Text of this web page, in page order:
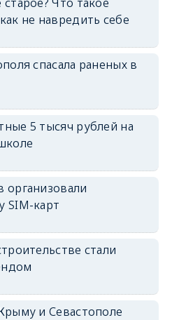
не навредить себе
спасала раненых в
5 тысяч рублей на
организовали
SIM-карт
стали
и Севастополе